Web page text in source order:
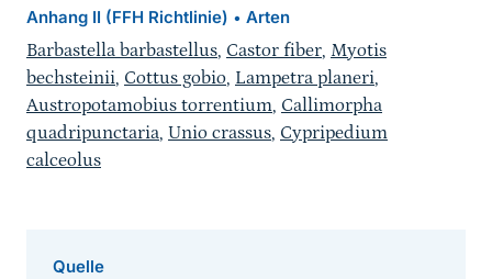
Anhang II (FFH Richtlinie) • Arten
Barbastella barbastellus, Castor fiber, Myotis
bechsteinii, Cottus gobio, Lampetra planeri,
Austropotamobius torrentium, Callimorpha
quadripunctaria, Unio crassus, Cypripedium
calceolus
Quelle